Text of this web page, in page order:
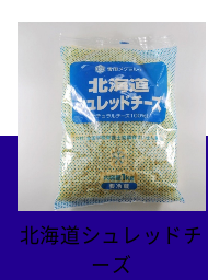
北海道シュレッドチ
ーズ